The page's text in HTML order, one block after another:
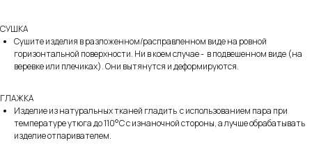
СУШКА
Сушите изделия в разложенном/расправленном виде на ровной
горизонтальной поверхности. Ни в коем случае - в подвешенном виде (на
веревке или плечиках). Они вытянутся и деформируются.
ГЛАЖКА
Изделие из натуральных тканей гладить с использованием пара при
температуре утюга до 110°C с изнаночной стороны, а лучше обрабатывать
изделие отпаривателем.